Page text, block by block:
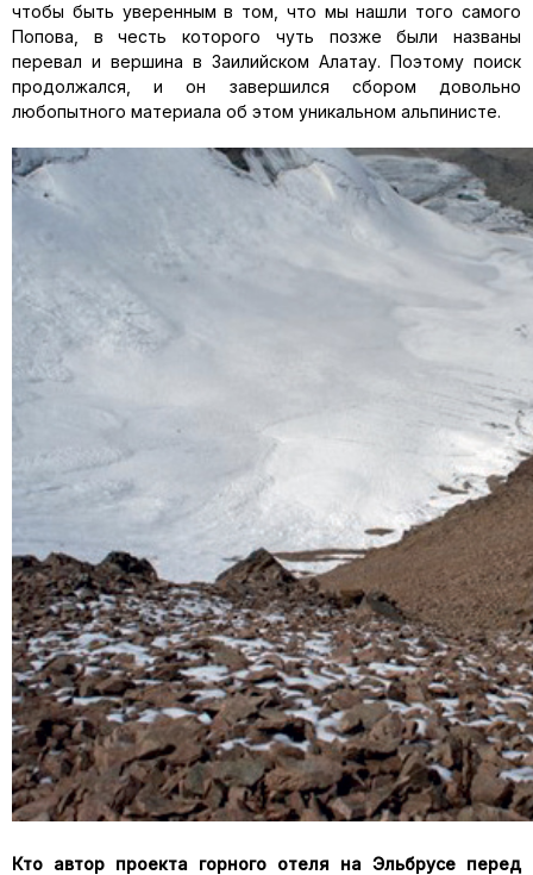
чтобы быть уверенным в том, что мы нашли того самого
Попова, в честь которого чуть позже были названы
перевал и вершина в Заилийском Алатау. Поэтому поиск
продолжался, и он завершился сбором довольно
любопытного материала об этом уникальном альпинисте.
Кто автор проекта горного отеля на Эльбрусе перед